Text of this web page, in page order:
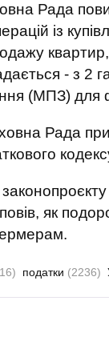
Рада
із
- з 2
(МПЗ) для
Рада
як
податки (2236)